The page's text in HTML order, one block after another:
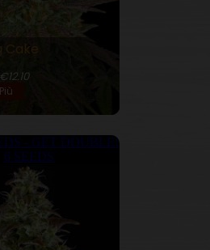
Cake
- GET DOUBLE!
6 SEEDS